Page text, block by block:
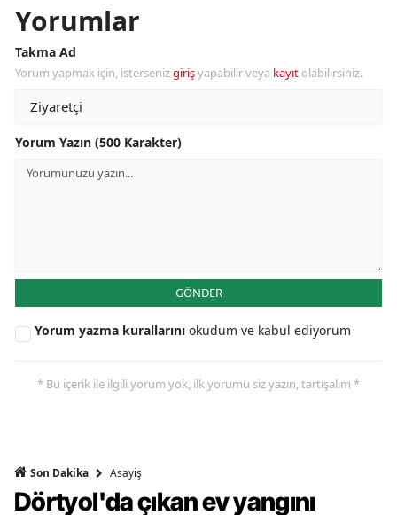
Yorumlar
Takma Ad
Yorum yapmak için, istersenizgirişyapabilir veya kayıt olabilirsiniz.
Yorum Yazın (500 Karakter)
GÖNDER
Yorum yazma kurallarını okudum ve kabul ediyorum
* Bu içerik ile ilgili yorum yok, ilk yorumu siz yazın, tartışalım *
Son Dakika Asayiş
Dörtyol'da çıkan ev yangını